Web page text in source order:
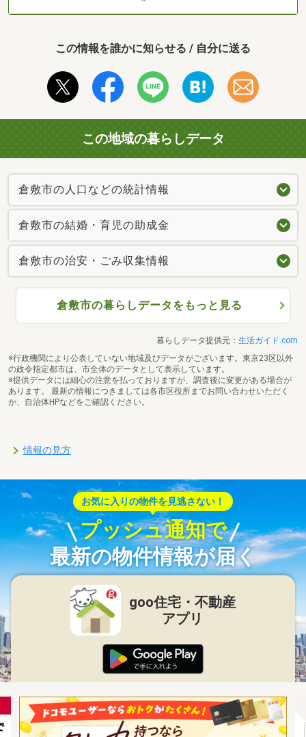
この情報を誰かに知らせる / 自分に送る
この地域の暮らしデータ
倉敷市の人口などの統計情報
倉敷市の結婚・育児の助成金
倉敷市の治安・ごみ収集情報
倉敷市の暮らしデータをもっと見る
暮らしデータ提供元： 生活ガイド.com
※行政機関により公表していない地域及びデータがございます。東京23区以外
の政令指定都市は、市全体のデータとして表示しています。
※提供データには細心の注意を払っておりますが、調査後に変更がある場合が
あります。 最新の情報につきましては各市区役所までお問い合わせいただく
か、自治体HPなどをご確認ください。
情報の見方
お気に入りの物件を見逃さない！
プッシュ通知で
最新の物件情報が届く
goo住宅・不動産
アプリ